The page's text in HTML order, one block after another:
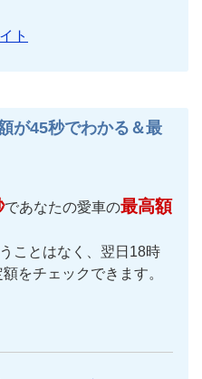
ト
が45秒でわかる＆最
であなたの愛車の最高額
ことはなく、翌日18時
をチェックできます。